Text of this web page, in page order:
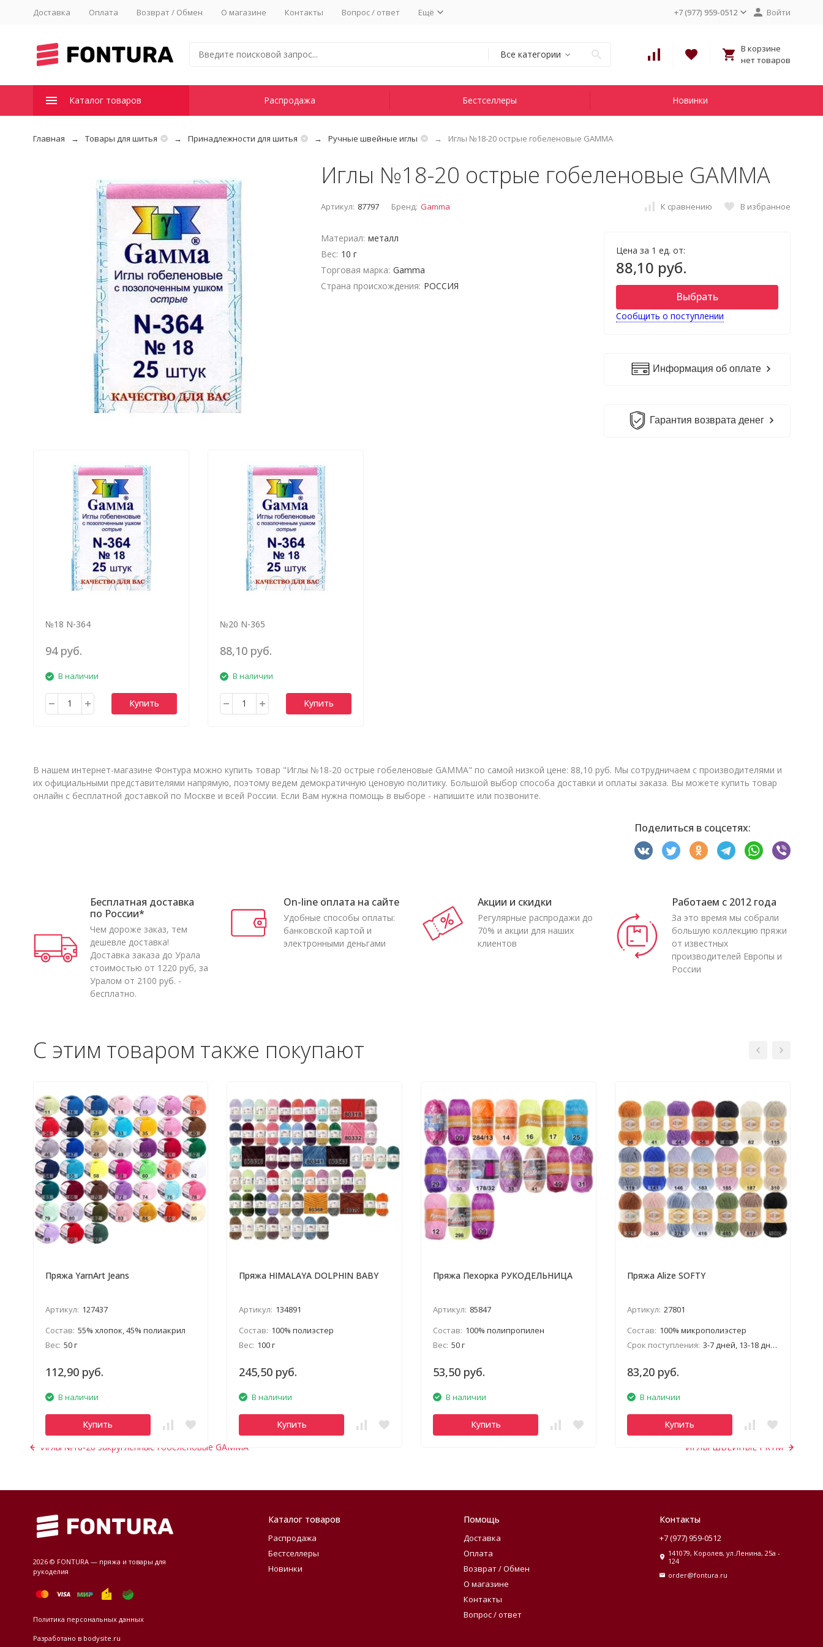
Доставка Оплата Возврат / Обмен О магазине Контакты Вопрос / ответ Ещё +7 (977) 959-0512 Войти
Все категории
В корзине
нет товаров
Каталог товаров Распродажа Бестселлеры Новинки
Главная Товары для шитья Принадлежности для шитья Ручные швейные иглы Иглы №18-20 острые гобеленовые GAMMA
Иглы №18-20 острые гобеленовые GAMMA
Артикул: 87797 Бренд: Gamma К сравнению В избранное
Материал: металл
Вес: 10 г
Торговая марка: Gamma
Страна происхождения: РОССИЯ
Цена за 1 ед. от:
88,10 руб.
Выбрать
Сообщить о поступлении
Информация об оплате
Гарантия возврата денег
№18 N-364
94 руб.
В наличии
Купить
№20 N-365
88,10 руб.
В наличии
Купить
В нашем интернет-магазине Фонтура можно купить товар "Иглы №18-20 острые гобеленовые GAMMA" по самой низкой цене: 88,10 руб. Мы сотрудничаем с производителями и
их официальными представителями напрямую, поэтому ведем демократичную ценовую политику. Большой выбор способа доставки и оплаты заказа. Вы можете купить товар
онлайн с бесплатной доставкой по Москве и всей России. Если Вам нужна помощь в выборе - напишите или позвоните.
Поделиться в соцсетях:
Бесплатная доставка
по России*
Чем дороже заказ, тем
дешевле доставка!
Доставка заказа до Урала
стоимостью от 1220 руб, за
Уралом от 2100 руб. -
бесплатно.
On-line оплата на сайте
Удобные способы оплаты:
банковской картой и
электронными деньгами
Акции и скидки
Регулярные распродажи до
70% и акции для наших
клиентов
Работаем с 2012 года
За это время мы собрали
большую коллекцию пряжи
от известных
производителей Европы и
России
С этим товаром также покупают
Пряжа YarnArt Jeans
Артикул: 127437
Состав: 55% хлопок, 45% полиакрил
Вес: 50 г
112,90 руб.
В наличии
Купить
Пряжа HIMALAYA DOLPHIN BABY
Артикул: 134891
Состав: 100% полиэстер
Вес: 100 г
245,50 руб.
В наличии
Купить
Пряжа Пехорка РУКОДЕЛЬНИЦА
Артикул: 85847
Состав: 100% полипропилен
Вес: 50 г
53,50 руб.
В наличии
Купить
Пряжа Alize SOFTY
Артикул: 27801
Состав: 100% микрополиэстер
Срок поступления: 3-7 дней, 13-18 дней
83,20 руб.
В наличии
Купить
Иглы №18-20 закругленные гобеленовые GAMMA ИГЛЫ ШВЕЙНЫЕ PRYM
2026 © FONTURA — пряжа и товары для
рукоделия
Политика персональных данных
Разработано в bodysite.ru
Каталог товаров
Распродажа
Бестселлеры
Новинки
Помощь
Доставка
Оплата
Возврат / Обмен
О магазине
Контакты
Вопрос / ответ
Контакты
+7 (977) 959-0512
141079, Королев, ул.Ленина, 25а -
124
order@fontura.ru